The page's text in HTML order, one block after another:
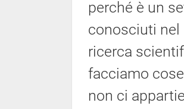
perché è un
conosciuti nel
ricerca
facciamo
non ci